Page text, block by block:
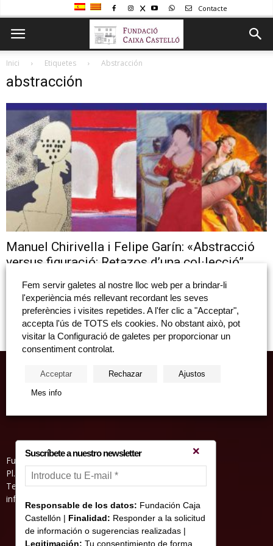
Contacte
Inici Etiquetes Abstracción
abstracción
Manuel Chirivella i Felipe Garín: «Abstracció
versus figuració: Retazos d’una col·lecció”
Manuel Chirivella, col·leccionista i president de la Fundació Xirivella
Soriano i Felipe Garín, acadèmic i director honorari del Museu del
Prado Col·loqui "Abstracció versus figuració: Retazos...
Fundació Caixa Castelló • Casa Abadía
Pl. de l’Herba, s/nº. 12001 Castelló de la Plana
Telèfon 964 232 551 • Fax 964 231 550
informacion@fundacioncajacastellon.es
Suscríbete a nuestro newsletter
Responsable de los datos: Fundación Caja
Castellón | Finalidad: Responder a la solicitud
de información o sugerencias realizadas |
Legitimación: Tu consentimiento de forma
Fem servir galetes al nostre lloc web per a brindar-li
l'experiència més rellevant recordant les seves
preferències i visites repetides. A l'fer clic a "Acceptar",
accepta l'ús de TOTS els cookies. No obstant això, pot
visitar la Configuració de galetes per proporcionar un
consentiment controlat.
Acceptar Rechazar Ajustos
Mes info